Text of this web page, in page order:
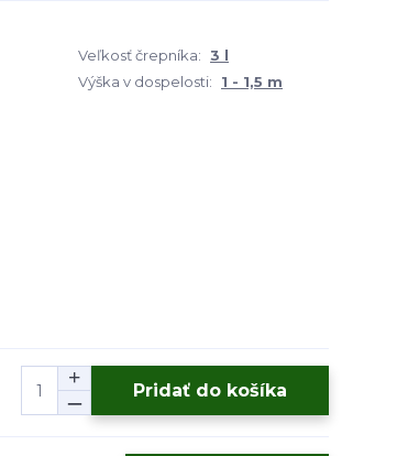
Veľkosť črepníka: 3 l
Výška v dospelosti: 1 - 1,5 m
Pridať do košíka